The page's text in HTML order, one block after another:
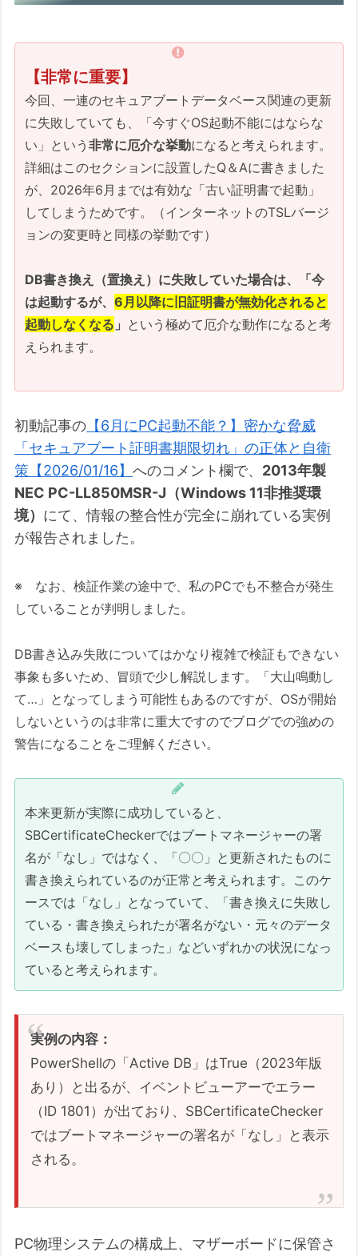
【非常に重要】
今回、一連のセキュアブートデータベース関連の更新
に失敗していても、「今すぐOS起動不能にはならな
い」という非常に厄介な挙動になると考えられます。
詳細はこのセクションに設置したQ＆Aに書きました
が、2026年6月までは有効な「古い証明書で起動」
してしまうためです。（インターネットのTSLバージ
ョンの変更時と同樣の挙動です）
DB書き換え（置換え）に失敗していた場合は、「今
は起動するが、6月以降に旧証明書が無効化されると
起動しなくなる 」 という極めて厄介な動作になると考
えられます。
初動記事の 【6月にPC起動不能？】密かな脅威
「セキュアブート証明書期限切れ」の正体と自衛
策【2026/01/16】へのコメント欄で、 2013年製
NEC PC-LL850MSR-J（Windows 11非推奨環
境） にて、情報の整合性が完全に崩れている実例
が報告されました。
※ なお、検証作業の途中で、私のPCでも不整合が発生
していることが判明しました。
DB書き込み失敗についてはかなり複雑で検証もできない
事象も多いため、冒頭で少し解説します。「大山鳴動し
て…」となってしまう可能性もあるのですが、OSが開始
しないというのは非常に重大ですのでブログでの強めの
警告になることをご理解ください。
本来更新が実際に成功していると、
SBCertificateCheckerではブートマネージャーの署
名が「なし」ではなく、「〇〇」と更新されたものに
書き換えられているのが正常と考えられます。このケ
ースでは「なし」となっていて、「書き換えに失敗し
ている・書き換えられたが署名がない・元々のデータ
ベースも壊してしまった」などいずれかの状況になっ
ていると考えられます。
実例の内容：
PowerShellの「Active DB」はTrue（2023年版
あり）と出るが、イベントビューアーでエラー
（ID 1801）が出ており、SBCertificateChecker
ではブートマネージャーの署名が「なし」と表示
される。
PC物理システムの構成上、マザーボードに保管さ